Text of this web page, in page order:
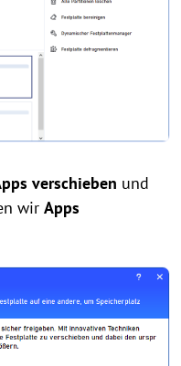
verschieben und
wir Apps